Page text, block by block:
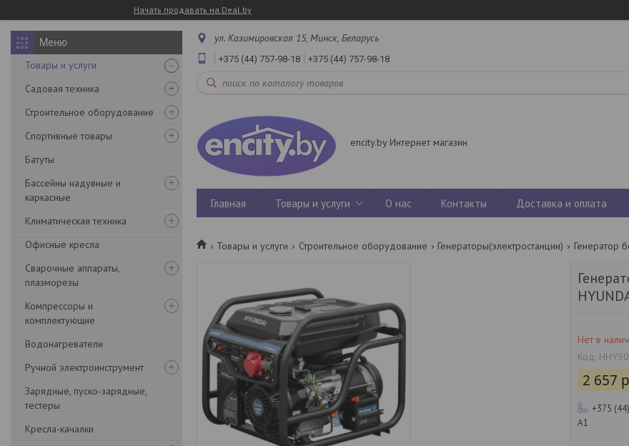
Начать продавать на Deal.by
Товары и услуги
Садовая техника
Строительное оборудование
Спортивные товары
Батуты
Бассейны надувные и
каркасные
Климатическая техника
Офисные кресла
Сварочные аппараты,
плазморезы
Компрессоры и
комплектующие
Водонагреватели
Ручной электроинструмент
Зарядные, пуско-зарядные,
тестеры
Кресла-качалки
ул. Казимировская 15, Минск, Беларусь
+375 (44) 757-98-18 +375 (44) 757-98-18
encity.by Интернет магазин
Главная Товары и услуги О нас Контакты Доставка и оплата
Товары и услуги Строительное оборудование Генераторы(электростанции)
Нет в
Код:
2 657
+375
A1